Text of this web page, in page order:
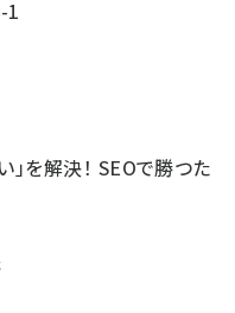
1
」を解決！ SEOで勝つた